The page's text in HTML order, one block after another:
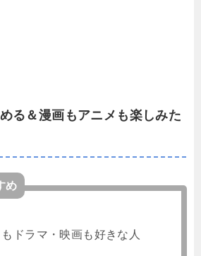
る＆漫画もアニメも楽しみた
め
ドラマ・映画も好きな人